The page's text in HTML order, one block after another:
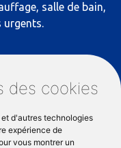
des cookies
d'autres technologies
expérience de
vous montrer un
salle de bain,
urgents.